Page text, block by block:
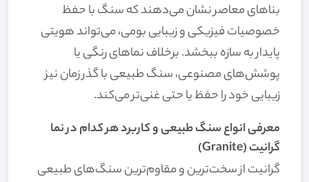
بناهای معاصر نشان می‌دهند که سنگ با حفظ
خصوصیات فیزیکی و زیبایی بومی، می‌تواند هویتی
پایدار به سازه ببخشد. برخلاف نماهای رنگی یا
پوشش‌های مصنوعی، سنگ طبیعی با گذر زمان نیز
زیبایی خود را حفظ یا حتی غنی‌تر می‌کند.
معرفی انواع سنگ طبیعی و کاربرد هر کدام در نما
گرانیت (Granite)
گرانیت از سخت‌ترین و مقاوم‌ترین سنگ‌های طبیعی